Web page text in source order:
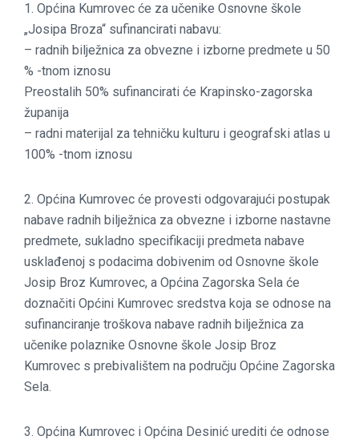
1. Općina Kumrovec će za učenike Osnovne škole
„Josipa Broza“ sufinancirati nabavu:
– radnih bilježnica za obvezne i izborne predmete u 50
% -tnom iznosu
Preostalih 50% sufinancirati će Krapinsko-zagorska
županija
– radni materijal za tehničku kulturu i geografski atlas u
100% -tnom iznosu
2. Općina Kumrovec će provesti odgovarajući postupak
nabave radnih bilježnica za obvezne i izborne nastavne
predmete, sukladno specifikaciji predmeta nabave
usklađenoj s podacima dobivenim od Osnovne škole
Josip Broz Kumrovec, a Općina Zagorska Sela će
doznačiti Općini Kumrovec sredstva koja se odnose na
sufinanciranje troškova nabave radnih bilježnica za
učenike polaznike Osnovne škole Josip Broz
Kumrovec s prebivalištem na području Općine Zagorska
Sela.
3. Općina Kumrovec i Općina Desinić urediti će odnose